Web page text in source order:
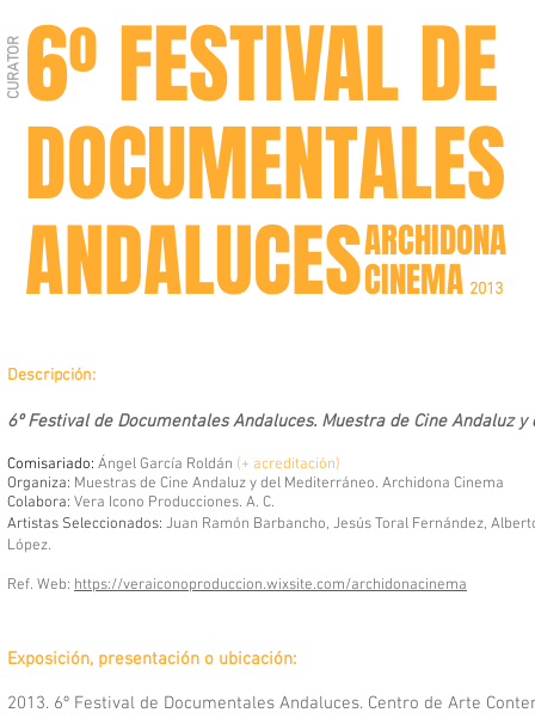
2013
CURATOR6º FESTIVAL DE
DOCUMENTALES
ANDALUCESARCHIDONA
CINEMA
Descripción:
6º Festival de Documentales Andaluces. Muestra de Cine Andaluz
Comisariado: Ángel García Roldán (+ acreditación)
Organiza: Muestras de Cine Andaluz y del Mediterráneo. Archidona Cinema
Colabora: Vera Icono Producciones. A. C.
Artistas Seleccionados: Juan Ramón Barbancho, Jesús Toral Fernández,
López.
Ref. Web: https://veraiconoproduccion.wixsite.com/archidonacinema
Exposición, presentación o ubicación:
2013. 6º Festival de Documentales Andaluces. Centro de Arte